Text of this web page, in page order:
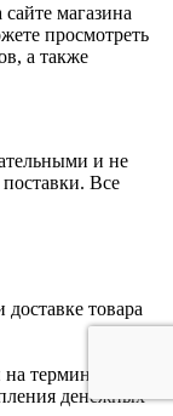
магазина
просмотреть
а также
и не
Все
товара
терминал
денежных